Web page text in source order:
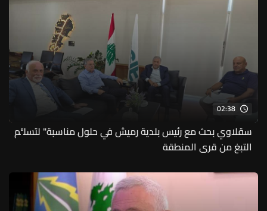
02:38
سقلاوي بحث مع رئيس بلدية رميش في حلول مناسبة" لتسلُّم
التبغ من قرى المنطقة